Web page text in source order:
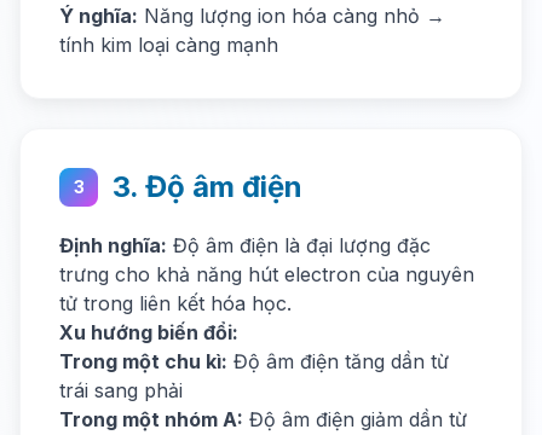
Ý nghĩa: Năng lượng ion hóa càng nhỏ →
tính kim loại càng mạnh
3 3. Độ âm điện
Định nghĩa: Độ âm điện là đại lượng đặc
trưng cho khả năng hút electron của nguyên
tử trong liên kết hóa học.
Xu hướng biến đổi:
Trong một chu kì: Độ âm điện tăng dần từ
trái sang phải
Trong một nhóm A: Độ âm điện giảm dần từ